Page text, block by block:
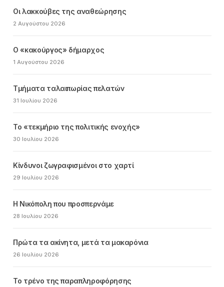
Οι λακκούβες της αναθεώρησης
2 Αυγούστου 2026
Ο «κακούργος» δήμαρχος
1 Αυγούστου 2026
Τμήματα ταλαιπωρίας πελατών
31 Ιουλίου 2026
Το «τεκμήριο της πολιτικής ενοχής»
30 Ιουλίου 2026
Κίνδυνοι ζωγραφισμένοι στο χαρτί
29 Ιουλίου 2026
Η Νικόπολη που προσπερνάμε
28 Ιουλίου 2026
Πρώτα τα ακίνητα, μετά τα μακαρόνια
26 Ιουλίου 2026
Το τρένο της παραπληροφόρησης